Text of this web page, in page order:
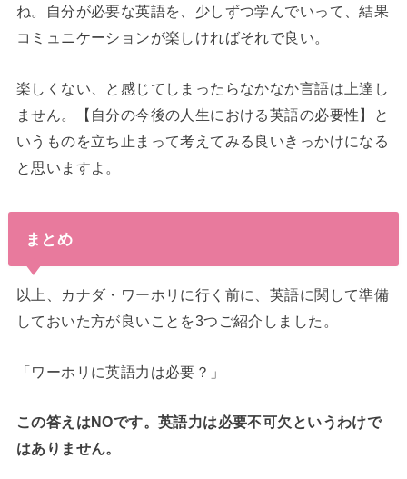
ね。自分が必要な英語を、少しずつ学んでいって、結果
コミュニケーションが楽しければそれで良い。
楽しくない、と感じてしまったらなかなか言語は上達し
ません。【自分の今後の人生における英語の必要性】と
いうものを立ち止まって考えてみる良いきっかけになる
と思いますよ。
まとめ
以上、カナダ・ワーホリに行く前に、英語に関して準備
しておいた方が良いことを3つご紹介しました。
「ワーホリに英語力は必要？」
この答えはNOです。英語力は必要不可欠というわけで
はありません。